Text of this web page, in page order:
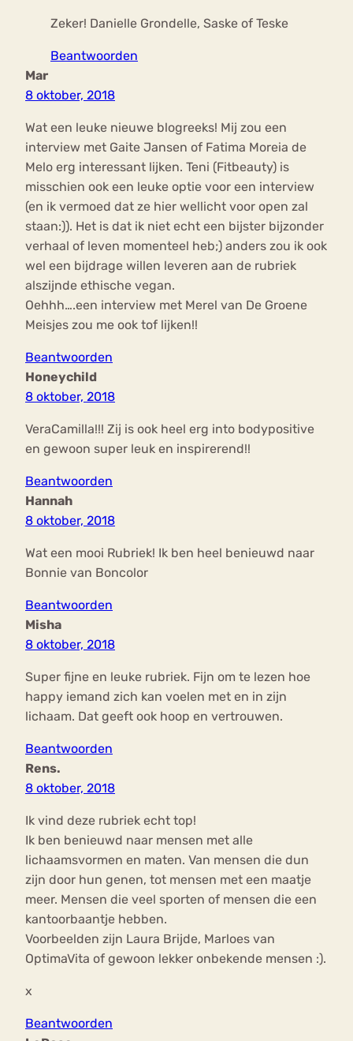
Zeker! Danielle Grondelle, Saske of Teske
Beantwoorden
Mar
8 oktober, 2018
Wat een leuke nieuwe blogreeks! Mij zou een
interview met Gaite Jansen of Fatima Moreia de
Melo erg interessant lijken. Teni (Fitbeauty) is
misschien ook een leuke optie voor een interview
(en ik vermoed dat ze hier wellicht voor open zal
staan:)). Het is dat ik niet echt een bijster bijzonder
verhaal of leven momenteel heb;) anders zou ik ook
wel een bijdrage willen leveren aan de rubriek
alszijnde ethische vegan.
Oehhh….een interview met Merel van De Groene
Meisjes zou me ook tof lijken!!
Beantwoorden
Honeychild
8 oktober, 2018
VeraCamilla!!! Zij is ook heel erg into bodypositive
en gewoon super leuk en inspirerend!!
Beantwoorden
Hannah
8 oktober, 2018
Wat een mooi Rubriek! Ik ben heel benieuwd naar
Bonnie van Boncolor
Beantwoorden
Misha
8 oktober, 2018
Super fijne en leuke rubriek. Fijn om te lezen hoe
happy iemand zich kan voelen met en in zijn
lichaam. Dat geeft ook hoop en vertrouwen.
Beantwoorden
Rens.
8 oktober, 2018
Ik vind deze rubriek echt top!
Ik ben benieuwd naar mensen met alle
lichaamsvormen en maten. Van mensen die dun
zijn door hun genen, tot mensen met een maatje
meer. Mensen die veel sporten of mensen die een
kantoorbaantje hebben.
Voorbeelden zijn Laura Brijde, Marloes van
OptimaVita of gewoon lekker onbekende mensen :).
x
Beantwoorden